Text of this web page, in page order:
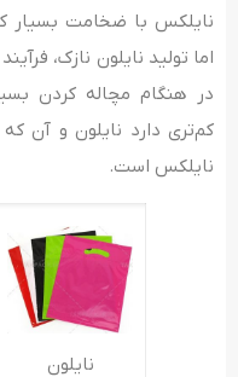
نایلکس با ضخامت بسیار
اما تولید نایلون نازک،
در هنگام مچاله کردن
کم‌تری دارد نایلون و
نایلکس است.
نایلون